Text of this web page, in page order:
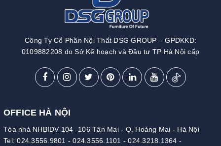
Công Ty Cổ Phần Nội Thất DSG GROUP – GPDKKD:
0109882208 do Sở Kế hoạch và Đầu tư TP Hà Nội cấp
OFFICE HÀ NỘI
Tòa nhà NHBIDV 104 -106 Tân Mai - Q. Hoàng Mai - Hà Nội
Tel:024.3556.9801 -024.3556.1101 -024.3218.1364 -